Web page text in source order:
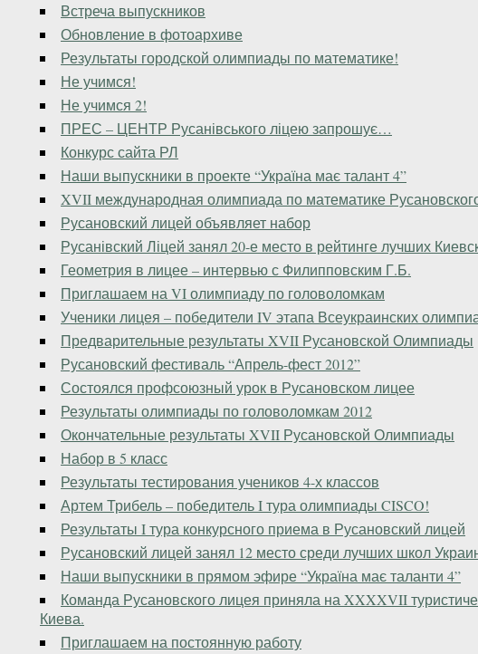
Встреча выпускников
Обновление в фотоархиве
Результаты городской олимпиады по математике!
Не учимся!
Не учимся 2!
ПРЕС – ЦЕНТР Русанівського ліцею запрошує…
Конкурс сайта РЛ
Наши выпускники в проекте “Україна має талант 4”
XVII международная олимпиада по математике
Русановский лицей объявляет набор
Русанівский Ліцей занял 20-е место в рейтинге лучших
Геометрия в лицее – интервью с Филипповским Г.Б.
Приглашаем на VI олимпиаду по головоломкам
Ученики лицея – победители IV этапа Всеукраинских
Предварительные результаты XVII Русановской Олимпиады
Русановский фестиваль “Апрель-фест 2012”
Состоялся профсоюзный урок в Русановском лицее
Результаты олимпиады по головоломкам 2012
Окончательные результаты XVII Русановской Олимпиады
Набор в 5 класс
Результаты тестирования учеников 4-х классов
Артем Трибель – победитель I тура олимпиады CISCO!
Результаты I тура конкурсного приема в Русановский лицей
Русановский лицей занял 12 место среди лучших школ
Наши выпускники в прямом эфире “Україна має таланти 4”
Команда Русановского лицея приняла на XXXXVII
Киева.
Приглашаем на постоянную работу